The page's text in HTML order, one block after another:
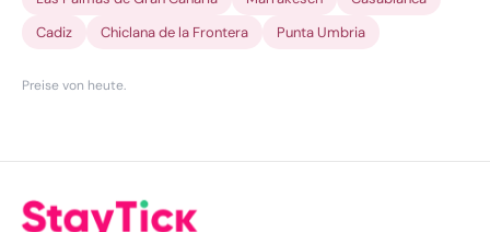
Cadiz
Chiclana de la Frontera Punta Umbria
Preise von heute.